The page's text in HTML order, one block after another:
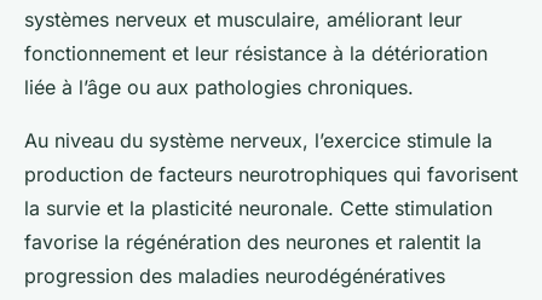
systèmes nerveux et musculaire, améliorant leur
fonctionnement et leur résistance à la détérioration
liée à l’âge ou aux pathologies chroniques.
Au niveau du système nerveux, l’exercice stimule la
production de facteurs neurotrophiques qui favorisent
la survie et la plasticité neuronale. Cette stimulation
favorise la régénération des neurones et ralentit la
progression des maladies neurodégénératives